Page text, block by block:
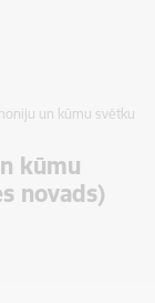
un kūmu svētku
kūmu
novads)